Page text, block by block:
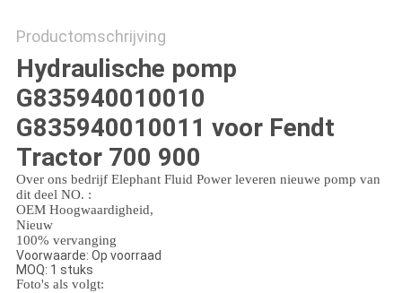
Productomschrijving
Hydraulische pomp
G835940010010
G835940010011 voor Fendt
Tractor 700 900
Over ons bedrijf Elephant Fluid Power leveren nieuwe pomp van
dit deel NO. :
OEM Hoogwaardigheid,
Nieuw
100% vervanging
Voorwaarde: Op voorraad
MOQ: 1 stuks
Foto's als volgt: